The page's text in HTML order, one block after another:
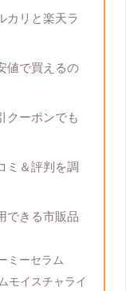
カリと楽天ラ
値で買えるの
クーポンでも
ミ＆評判を調
できる市販品
ミーセラム
モイスチャライ